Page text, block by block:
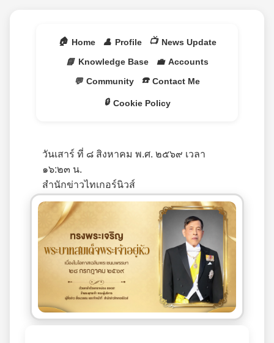
🏠 Home 👤 Profile 📺 News Update
📘 Knowledge Base 💼 Accounts
💬 Community ☎️ Contact Me
🔒 Cookie Policy
วันเสาร์ ที่ ๘ สิงหาคม พ.ศ. ๒๕๖๙ เวลา
๑๖:๒๓ น.
สำนักข่าวไทเกอร์นิวส์